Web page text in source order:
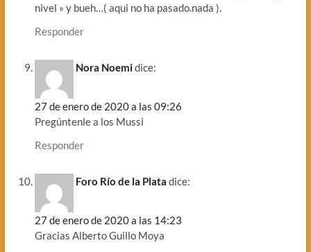
nivel » y bueh…( aqui no ha pasado.nada ).
Responder
Nora Noemidice:
27 de enero de 2020 a las 09:26
Pregúntenle a los Mussi
Responder
Foro Río de la Plata dice:
27 de enero de 2020 a las 14:23
Gracias Alberto Guillo Moya